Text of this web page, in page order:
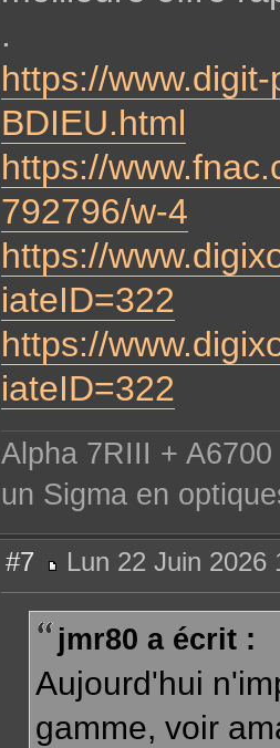
.
https://
BDIEU.html
https://
792796/w-4
https://
iateID=322
https://
iateID=322
Alpha 7RIII +
un Sigma en
#7
e
a
e
Lun 22 Juin 2026
jmr80 a écrit :
Aujourd'hui
gamme, voir